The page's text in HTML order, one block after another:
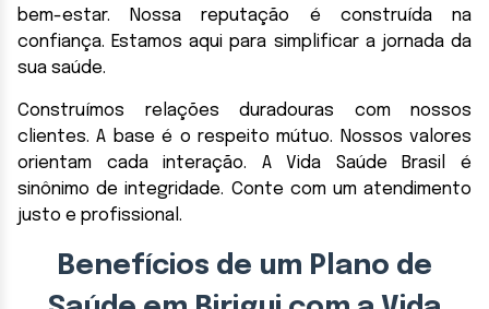
bem-estar. Nossa reputação é construída na
confiança. Estamos aqui para simplificar a jornada da
sua saúde.
Construímos relações duradouras com nossos
clientes. A base é o respeito mútuo. Nossos valores
orientam cada interação. A Vida Saúde Brasil é
sinônimo de integridade. Conte com um atendimento
justo e profissional.
Benefícios de um Plano de